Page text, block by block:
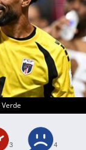
3 4